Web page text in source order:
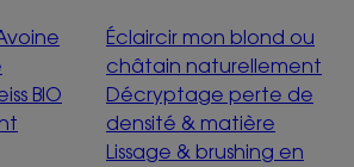
BIO
Éclaircir mon blond ou
châtain naturellement
Décryptage perte de
densité & matière
Lissage & brushing en